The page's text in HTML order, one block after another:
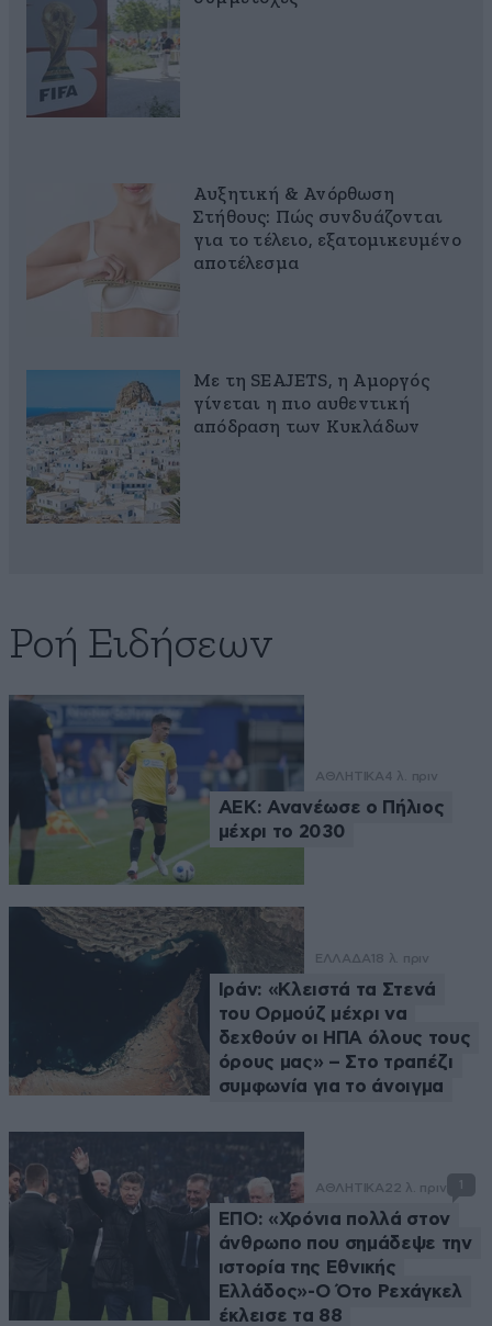
Αυξητική & Ανόρθωση
Στήθους: Πώς συνδυάζονται
για το τέλειο, εξατομικευμένο
αποτέλεσμα
Με τη SEAJETS, η Αμοργός
γίνεται η πιο αυθεντική
απόδραση των Κυκλάδων
Ροή Ειδήσεων
ΑΘΛΗΤΙΚΑ4 λ. πριν
ΑΕΚ: Ανανέωσε ο Πήλιος
μέχρι το 2030
ΕΛΛΑΔΑ 18 λ. πριν
Ιράν: «Κλειστά τα Στενά
του Ορμούζ μέχρι να
δεχθούν οι ΗΠΑ όλους τους
όρους μας» – Στο τραπέζι
συμφωνία για το άνοιγμα
ΑΘΛΗΤΙΚΑ 22 λ. πριν 1
ΕΠΟ: «Χρόνια πολλά στον
άνθρωπο που σημάδεψε την
ιστορία της Εθνικής
Ελλάδος»-Ο Ότο Ρεχάγκελ
έκλεισε τα 88